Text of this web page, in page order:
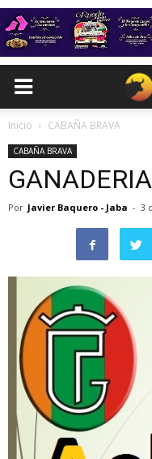
Inicio CABAÑA BRAVA
CABAÑA BRAVA
Por Javier Baquero - Jaba - 3